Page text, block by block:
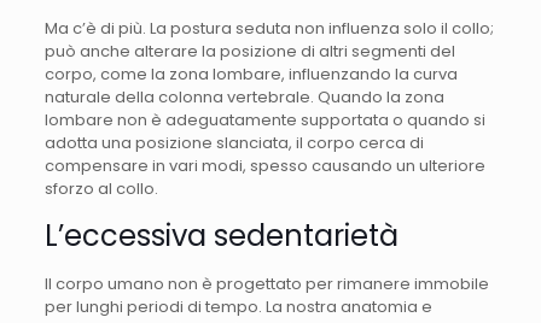
Ma c’è di più. La postura seduta non influenza solo il collo;
può anche alterare la posizione di altri segmenti del
corpo, come la zona lombare, influenzando la curva
naturale della colonna vertebrale. Quando la zona
lombare non è adeguatamente supportata o quando si
adotta una posizione slanciata, il corpo cerca di
compensare in vari modi, spesso causando un ulteriore
sforzo al collo.
L’eccessiva sedentarietà
Il corpo umano non è progettato per rimanere immobile
per lunghi periodi di tempo. La nostra anatomia e